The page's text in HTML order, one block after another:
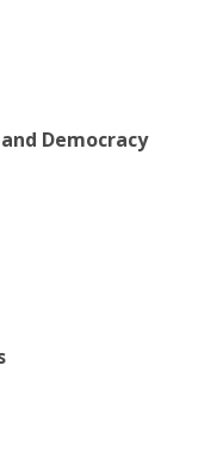
Democracy